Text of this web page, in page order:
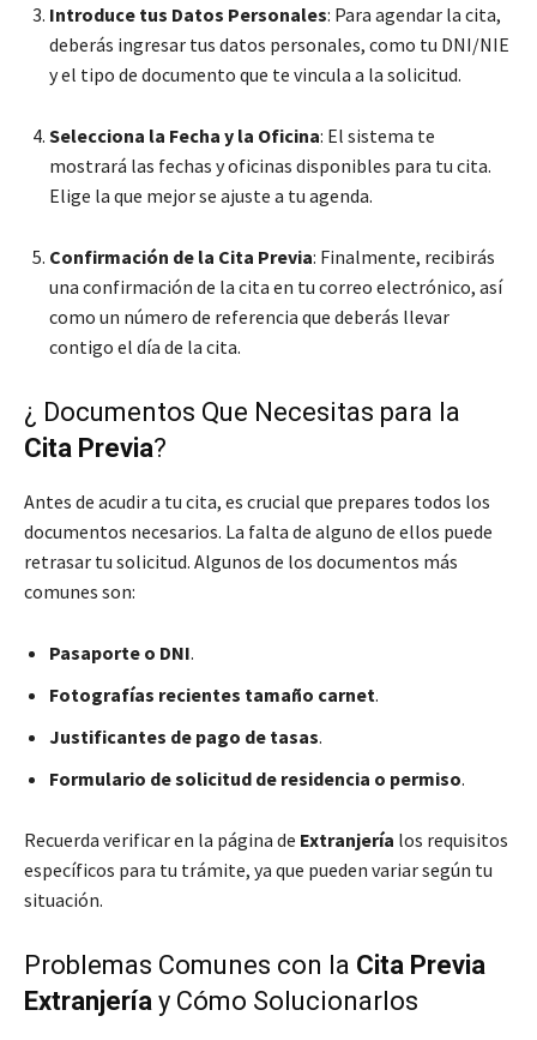
Introduce tus Datos Personales: Para agendar la cita,
deberás ingresar tus datos personales, como tu DNI/NIE
y el tipo de documento que te vincula a la solicitud.
Selecciona la Fecha y la Oficina: El sistema te
mostrará las fechas y oficinas disponibles para tu cita.
Elige la que mejor se ajuste a tu agenda.
Confirmación de la Cita Previa: Finalmente, recibirás
una confirmación de la cita en tu correo electrónico, así
como un número de referencia que deberás llevar
contigo el día de la cita.
¿ Documentos Que Necesitas para la
Cita Previa?
Antes de acudir a tu cita, es crucial que prepares todos los
documentos necesarios. La falta de alguno de ellos puede
retrasar tu solicitud. Algunos de los documentos más
comunes son:
Pasaporte o DNI.
Fotografías recientes tamaño carnet.
Justificantes de pago de tasas.
Formulario de solicitud de residencia o permiso.
Recuerda verificar en la página de Extranjería los requisitos
específicos para tu trámite, ya que pueden variar según tu
situación.
Problemas Comunes con la Cita Previa
Extranjería y Cómo Solucionarlos